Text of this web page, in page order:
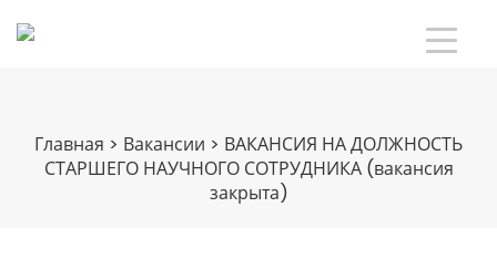
Главная > Вакансии > ВАКАНСИЯ НА ДОЛЖНОСТЬ
СТАРШЕГО НАУЧНОГО СОТРУДНИКА (вакансия
закрыта)